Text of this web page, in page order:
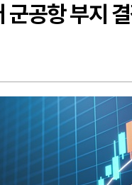
트릭 인수 완료…C&I 사업 영
유지 위한 자금 조달 추진…S-1
공항 부지